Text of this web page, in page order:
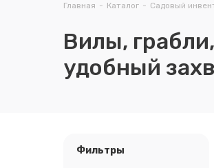
Главная - Каталог - Садовый
Вилы,
удобный
Фильтры